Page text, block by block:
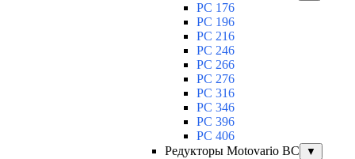
PC 176
PC 196
PC 216
PC 246
PC 266
PC 276
PC 316
PC 346
PC 396
PC 406
Редукторы Motovario BC
▼